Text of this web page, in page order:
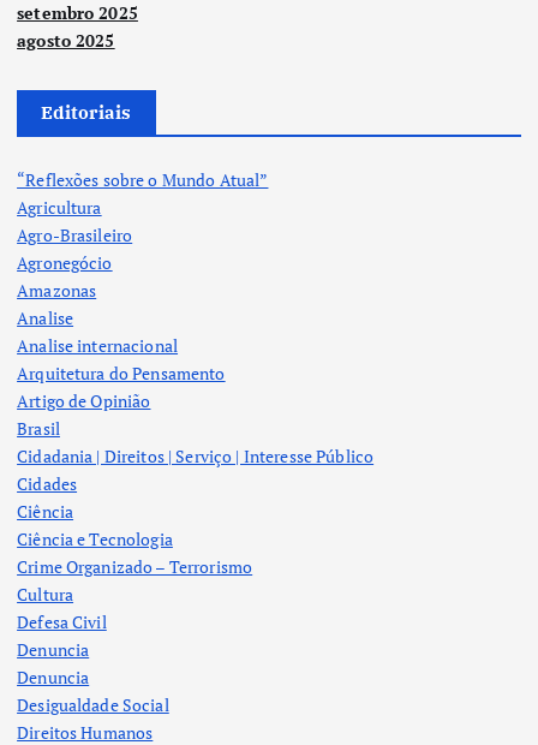
setembro 2025
agosto 2025
Editoriais
“Reflexões sobre o Mundo Atual”
Agricultura
Agro-Brasileiro
Agronegócio
Amazonas
Analise
Analise internacional
Arquitetura do Pensamento
Artigo de Opinião
Brasil
Cidadania | Direitos | Serviço | Interesse Público
Cidades
Ciência
Ciência e Tecnologia
Crime Organizado – Terrorismo
Cultura
Defesa Civil
Denuncia
Denuncia
Desigualdade Social
Direitos Humanos